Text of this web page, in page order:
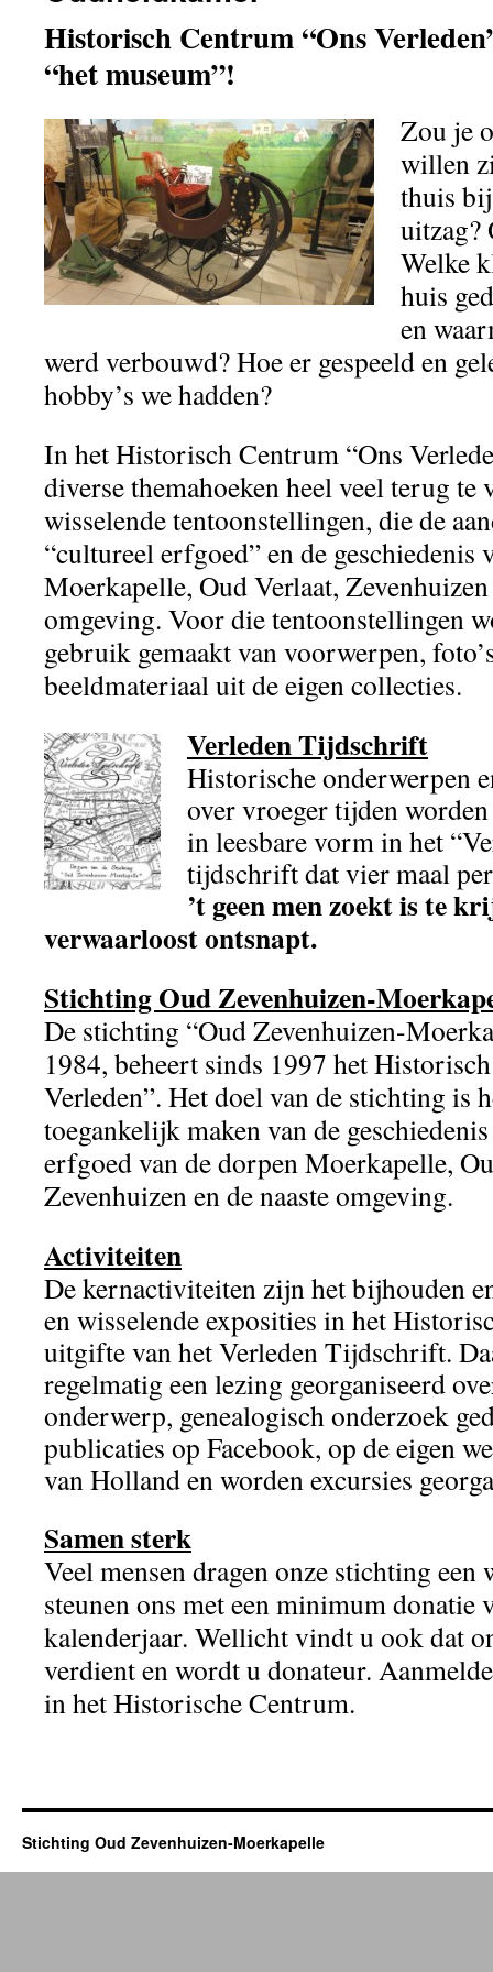
Historisch Centrum “Ons
“het museum”!
Zou je
willen
thuis
uitzag?
Welke
huis
en
werd verbouwd? Hoe er gespeeld en
hobby’s we hadden?
In het Historisch Centrum “Ons
diverse themahoeken heel veel terug
wisselende tentoonstellingen, die de
“cultureel erfgoed” en de geschiedenis
Moerkapelle, Oud Verlaat, Zevenhuizen
omgeving. Voor die tentoonstellingen
gebruik gemaakt van voorwerpen,
beeldmateriaal uit de eigen collecties.
Verleden Tijdschrift
Historische onderwerpen
over vroeger tijden
in leesbare vorm in het
tijdschrift dat vier maal
’t geen men zoekt is te
verwaarloost ontsnapt.
Stichting Oud Zevenhuizen-
De stichting “Oud Zevenhuizen-
1984, beheert sinds 1997 het
Verleden”. Het doel van de stichting is
toegankelijk maken van de
erfgoed van de dorpen Moerkapelle,
Zevenhuizen en de naaste omgeving.
Activiteiten
De kernactiviteiten zijn het bijhouden
en wisselende exposities in het
uitgifte van het Verleden Tijdschrift.
regelmatig een lezing georganiseerd
onderwerp, genealogisch onderzoek
publicaties op Facebook, op de eigen
van Holland en worden excursies
Samen sterk
Veel mensen dragen onze stichting een
steunen ons met een minimum donatie
kalenderjaar. Wellicht vindt u ook dat
verdient en wordt u donateur.
in het Historische Centrum.
Stichting Oud Zevenhuizen-Moerkapelle